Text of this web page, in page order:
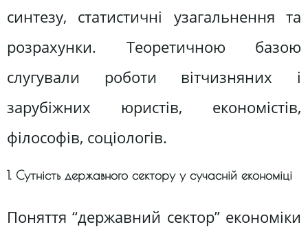
синтезу, статистичні узагальнення та
розрахунки. Теоретичною базою
слугували роботи вітчизняних і
зарубіжних юристів, економістів,
філософів, соціологів.
1. Сутність державного сектору у сучасній економіці
Поняття “державний сектор” економіки